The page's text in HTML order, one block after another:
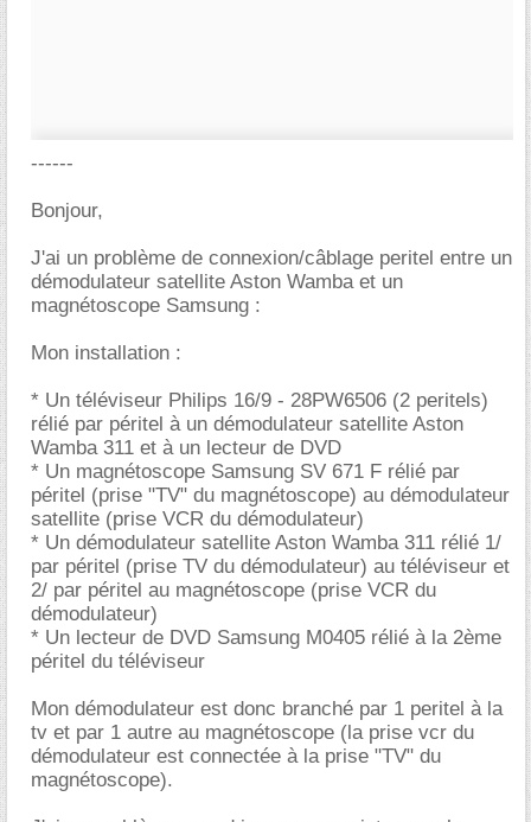
------
Bonjour,
J'ai un problème de connexion/câblage peritel entre un
démodulateur satellite Aston Wamba et un
magnétoscope Samsung :
Mon installation :
* Un téléviseur Philips 16/9 - 28PW6506 (2 peritels)
rélié par péritel à un démodulateur satellite Aston
Wamba 311 et à un lecteur de DVD
* Un magnétoscope Samsung SV 671 F rélié par
péritel (prise "TV" du magnétoscope) au démodulateur
satellite (prise VCR du démodulateur)
* Un démodulateur satellite Aston Wamba 311 rélié 1/
par péritel (prise TV du démodulateur) au téléviseur et
2/ par péritel au magnétoscope (prise VCR du
démodulateur)
* Un lecteur de DVD Samsung M0405 rélié à la 2ème
péritel du téléviseur
Mon démodulateur est donc branché par 1 peritel à la
tv et par 1 autre au magnétoscope (la prise vcr du
démodulateur est connectée à la prise "TV" du
magnétoscope).